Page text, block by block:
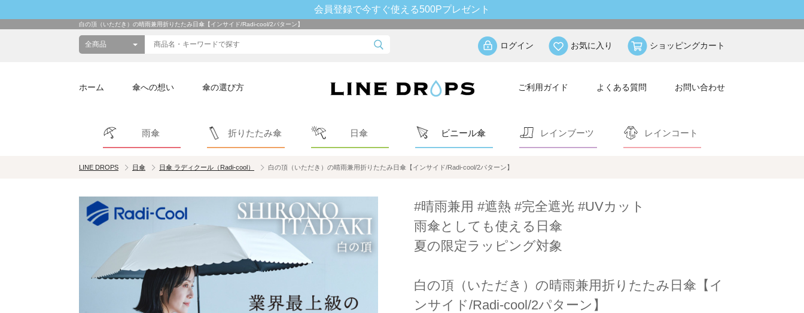
会員登録で今すぐ使える500Pプレゼント
白の頂（いただき）の晴雨兼用折りたたみ日傘【インサイド/Radi-cool/2パターン】
ログイン お気に入り ショッピングカート
ホーム 傘への想い 傘の選び方 ご利用ガイド よくある質問 お問い合わせ
雨傘 折りたたみ傘 日傘 ビニール傘 レインブーツ レインコート
LINE DROPS 日傘 日傘 ラディクール（Radi-cool） 白の頂（いただき）の晴雨兼用折りたたみ日傘【インサイド/Radi-cool/2パターン】
#晴雨兼用 #遮熱 #完全遮光 #UVカット
雨傘としても使える日傘
夏の限定ラッピング対象
白の頂（いただき）の晴雨兼用折りたたみ日傘【イ
ンサイド/Radi-cool/2パターン】